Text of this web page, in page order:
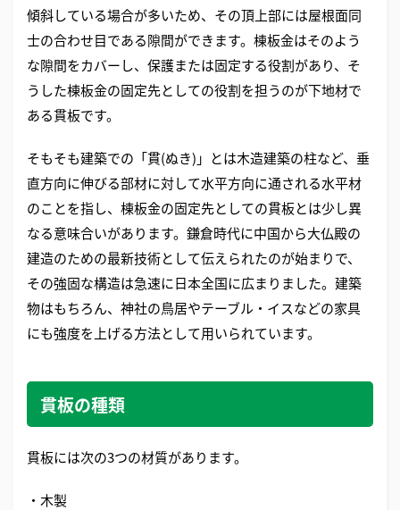
傾斜している場合が多いため、その頂上部には屋根面同
士の合わせ目である隙間ができます。棟板金はそのよう
な隙間をカバーし、保護または固定する役割があり、そ
うした棟板金の固定先としての役割を担うのが下地材で
ある貫板です。
そもそも建築での「貫(ぬき)」とは木造建築の柱など、垂
直方向に伸びる部材に対して水平方向に通される水平材
のことを指し、棟板金の固定先としての貫板とは少し異
なる意味合いがあります。鎌倉時代に中国から大仏殿の
建造のための最新技術として伝えられたのが始まりで、
その強固な構造は急速に日本全国に広まりました。建築
物はもちろん、神社の鳥居やテーブル・イスなどの家具
にも強度を上げる方法として用いられています。
貫板の種類
貫板には次の3つの材質があります。
・木製